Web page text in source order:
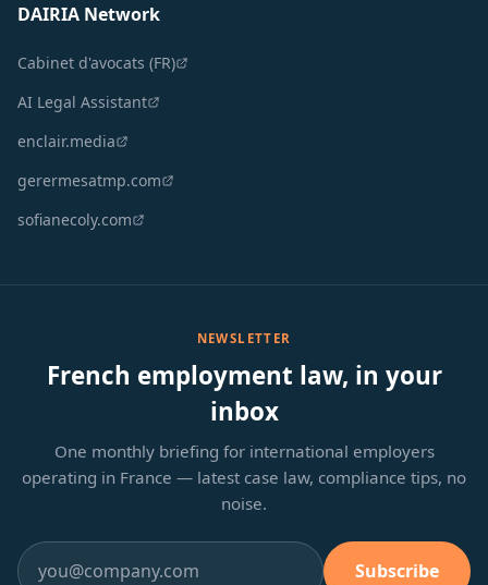
DAIRIA Network
Cabinet d'avocats (FR)
AI Legal Assistant
enclair.media
gerermesatmp.com
sofianecoly.com
NEWSLETTER
French employment law, in your
inbox
One monthly briefing for international employers
operating in France — latest case law, compliance tips, no
noise.
Subscribe